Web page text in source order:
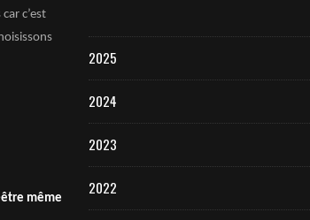
c’est
même
2025
2024
2023
2022